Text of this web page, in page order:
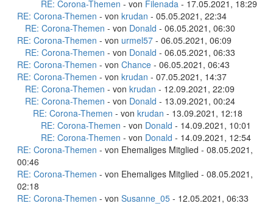
RE: Corona-Themen - von Filenada - 17.05.2021, 18:29
RE: Corona-Themen - von krudan - 05.05.2021, 22:34
RE: Corona-Themen - von Donald - 06.05.2021, 06:30
RE: Corona-Themen - von urmel57 - 06.05.2021, 06:09
RE: Corona-Themen - von Donald - 06.05.2021, 06:33
RE: Corona-Themen - von Chance - 06.05.2021, 06:43
RE: Corona-Themen - von krudan - 07.05.2021, 14:37
RE: Corona-Themen - von krudan - 12.09.2021, 22:09
RE: Corona-Themen - von Donald - 13.09.2021, 00:24
RE: Corona-Themen - von krudan - 13.09.2021, 12:18
RE: Corona-Themen - von Donald - 14.09.2021, 10:01
RE: Corona-Themen - von Donald - 14.09.2021, 12:54
RE: Corona-Themen - von Ehemaliges Mitglied - 08.05.2021,
00:46
RE: Corona-Themen - von Ehemaliges Mitglied - 08.05.2021,
02:18
RE: Corona-Themen - von Susanne_05 - 12.05.2021, 06:33